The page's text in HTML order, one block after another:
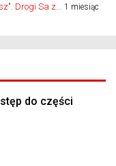
Drogi Sa z...
1 miesiąc
do części